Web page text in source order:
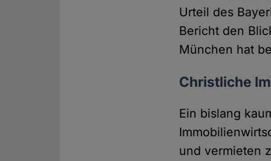
Urteil des
Bericht den
München hat
Christliche
Ein bislang
und vermieten